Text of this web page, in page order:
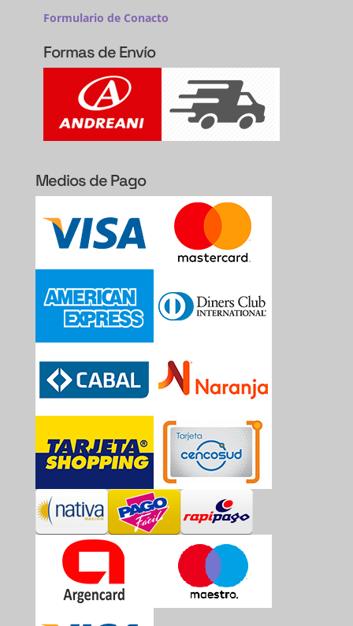
Formulario de Conacto
Formas de Envío
Medios de Pago